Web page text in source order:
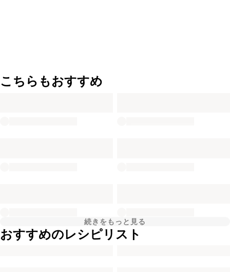
こちらもおすすめ
続きをもっと見る
おすすめのレシピリスト